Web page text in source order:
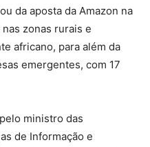
da aposta da Amazon na
zonas rurais e
africano, para além da
emergentes, com 17
ministro das
de Informação e